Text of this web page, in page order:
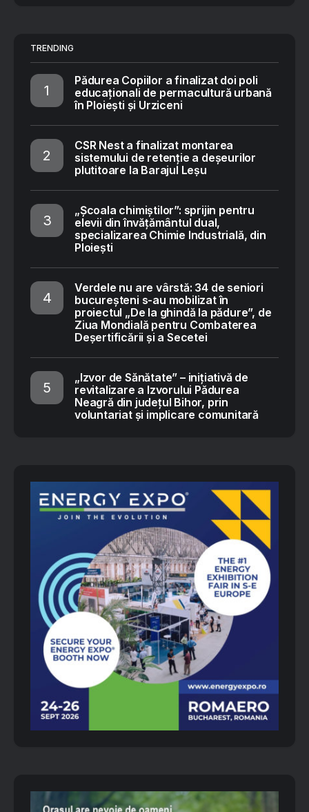
TRENDING
Pădurea Copiilor a finalizat doi poli
educaționali de permacultură urbană
în Ploiești și Urziceni
CSR Nest a finalizat montarea
sistemului de retenție a deșeurilor
plutitoare la Barajul Leșu
„Școala chimiștilor”: sprijin pentru
elevii din învățământul dual,
specializarea Chimie Industrială, din
Ploiești
Verdele nu are vârstă: 34 de seniori
bucureșteni s-au mobilizat în
proiectul „De la ghindă la pădure”, de
Ziua Mondială pentru Combaterea
Deșertificării și a Secetei
„Izvor de Sănătate” – inițiativă de
revitalizare a Izvorului Pădurea
Neagră din județul Bihor, prin
voluntariat și implicare comunitară